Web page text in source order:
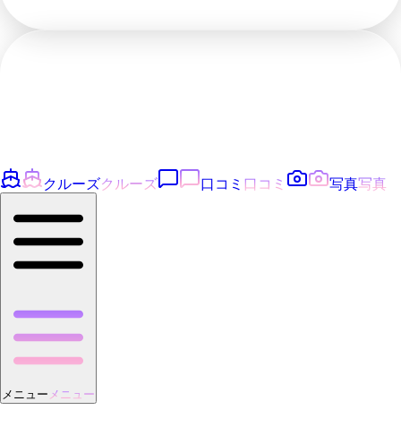
クルーズクルーズ 口コミ 口コミ 写真写真
メニュー メニュー